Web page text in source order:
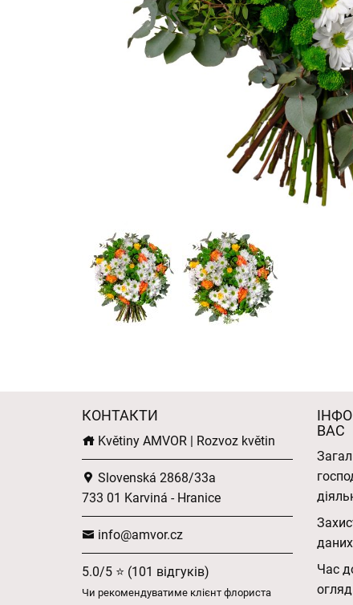
КОНТАКТИ
Květiny AMVOR | Rozvoz květin
Slovenská 2868/33a
733 01 Karviná - Hranice
info@amvor.cz
5.0/5 ⭐ (101 відгуків)
Чи рекомендуватиме клієнт флориста
ВАС
даних
Час